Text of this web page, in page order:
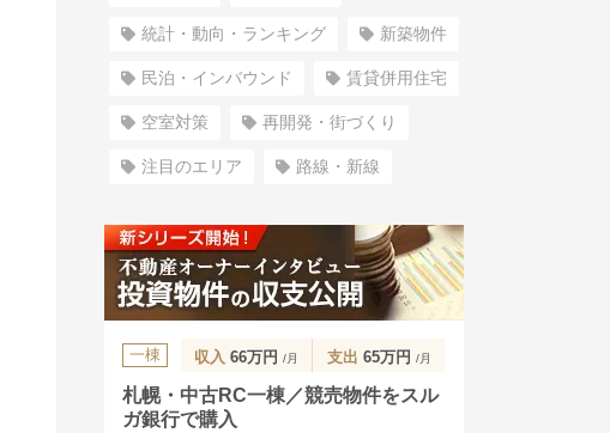
統計・動向・ランキング 新築物件
民泊・インバウンド 賃貸併用住宅
空室対策 再開発・街づくり
注目のエリア 路線・新線
一棟 収入 66万円 /月 支出 65万円 /月
札幌・中古RC一棟／競売物件をスル
ガ銀行で購入